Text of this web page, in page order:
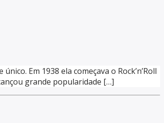
Em 1938 ela começava o Rock’n’Roll
grande popularidade […]